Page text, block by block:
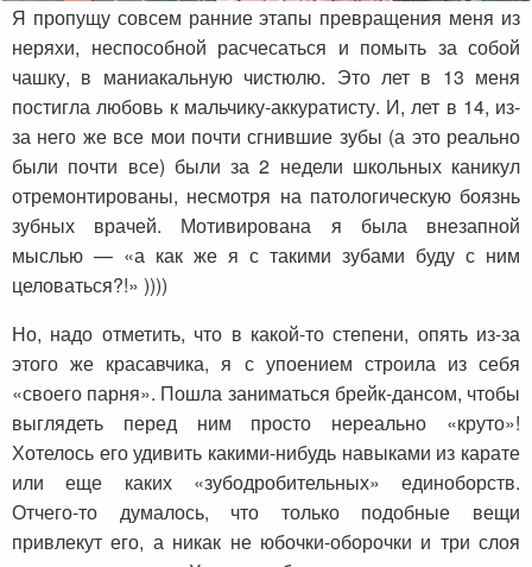
Я пропущу совсем ранние этапы превращения меня из
неряхи, неспособной расчесаться и помыть за собой
чашку, в маниакальную чистюлю. Это лет в 13 меня
постигла любовь к мальчику-аккуратисту. И, лет в 14, из-
за него же все мои почти сгнившие зубы (а это реально
были почти все) были за 2 недели школьных каникул
отремонтированы, несмотря на патологическую боязнь
зубных врачей. Мотивирована я была внезапной
мыслью — «а как же я с такими зубами буду с ним
целоваться?!» ))))
Но, надо отметить, что в какой-то степени, опять из-за
этого же красавчика, я с упоением строила из себя
«своего парня». Пошла заниматься брейк-дансом, чтобы
выглядеть перед ним просто нереально «круто»!
Хотелось его удивить какими-нибудь навыками из карате
или еще каких «зубодробительных» единоборств.
Отчего-то думалось, что только подобные вещи
привлекут его, а никак не юбочки-оборочки и три слоя